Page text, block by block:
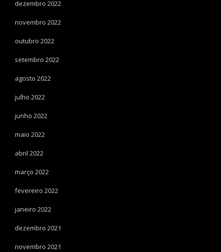
dezembro 2022
novembro 2022
outubro 2022
setembro 2022
agosto 2022
julho 2022
junho 2022
maio 2022
abril 2022
março 2022
fevereiro 2022
janeiro 2022
dezembro 2021
novembro 2021